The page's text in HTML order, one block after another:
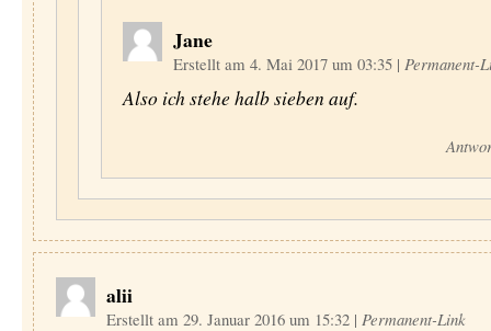
Jane
Erstellt am 4. Mai 2017 um 03:35 | Permanent-
Also ich stehe halb sieben auf.
alii
Erstellt am 29. Januar 2016 um 15:32 | Permanent-Link